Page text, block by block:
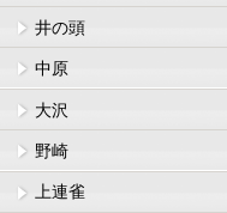
井の頭
中原
大沢
野崎
上連雀